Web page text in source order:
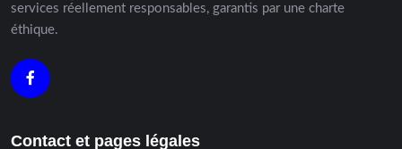
services réellement responsables, garantis par une charte
éthique.
Contact et pages légales